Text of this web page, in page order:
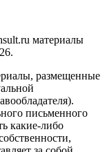
материалы
размещенные
письменного
какие-либо